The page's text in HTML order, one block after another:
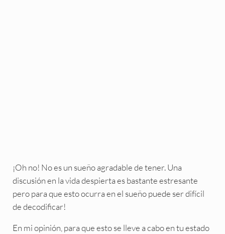
¡Oh no! No es un sueño agradable de tener. Una
discusión en la vida despierta es bastante estresante
pero para que esto ocurra en el sueño puede ser difícil
de decodificar!
En mi opinión, para que esto se lleve a cabo en tu estado